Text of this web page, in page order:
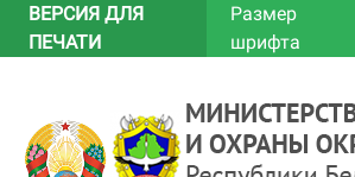
ВЕРСИЯ ДЛЯ
ПЕЧАТИ
Размер
шрифта